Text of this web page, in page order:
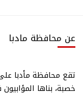
عن محافظة مادبا
خصبة، بناها